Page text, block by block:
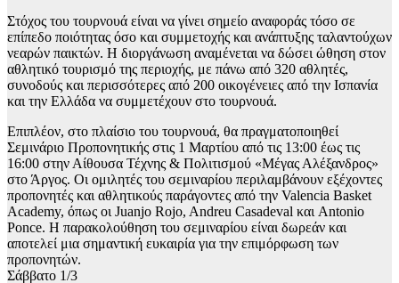
Στόχος του τουρνουά είναι να γίνει σημείο αναφοράς τόσο σε
επίπεδο ποιότητας όσο και συμμετοχής και ανάπτυξης ταλαντούχων
νεαρών παικτών. Η διοργάνωση αναμένεται να δώσει ώθηση στον
αθλητικό τουρισμό της περιοχής, με πάνω από 320 αθλητές,
συνοδούς και περισσότερες από 200 οικογένειες από την Ισπανία
και την Ελλάδα να συμμετέχουν στο τουρνουά.
Επιπλέον, στο πλαίσιο του τουρνουά, θα πραγματοποιηθεί
Σεμινάριο Προπονητικής στις 1 Μαρτίου από τις 13:00 έως τις
16:00 στην Αίθουσα Τέχνης & Πολιτισμού «Μέγας Αλέξανδρος»
στο Άργος. Οι ομιλητές του σεμιναρίου περιλαμβάνουν εξέχοντες
προπονητές και αθλητικούς παράγοντες από την Valencia Basket
Academy, όπως οι Juanjo Rojo, Andreu Casadeval και Antonio
Ponce. Η παρακολούθηση του σεμιναρίου είναι δωρεάν και
αποτελεί μια σημαντική ευκαιρία για την επιμόρφωση των
προπονητών.
Σάββατο 1/3